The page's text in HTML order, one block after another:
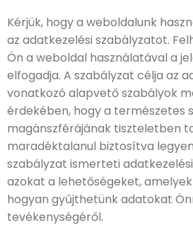
Kérjük, hogy a weboldalunk
az adatkezelési szabályzatot.
Ön a weboldal használatával a
elfogadja. A szabályzat célja az
vonatkozó alapvető szabályok
érdekében, hogy a természetes
magánszférájának tiszteletben
maradéktalanul biztosítva
szabályzat ismerteti
azokat a lehetőségeket,
hogyan gyűjthetünk adatokat
tevékenységéről.